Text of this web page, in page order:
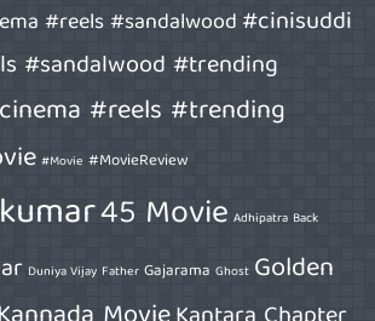
#reels #sandalwood#cinisuddi
#sandalwood #trending
#reels #trending
#Movie #MovieReview
45 Movie Adhipatra Back
Duniya Vijay Father Gajarama Ghost Golden